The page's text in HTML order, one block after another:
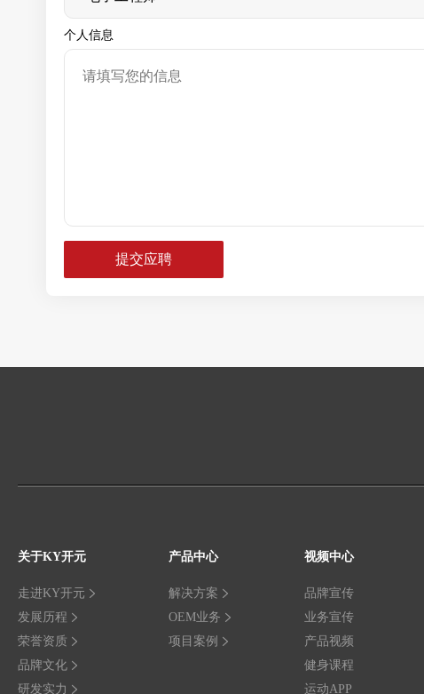
个人信息
关于KY开元
走进KY开元
发展历程
荣誉资质
品牌文化
研发实力
产品中心
解决方案
OEM业务
项目案例
视频中心
品牌宣传
业务宣传
产品视频
健身课程
运动APP